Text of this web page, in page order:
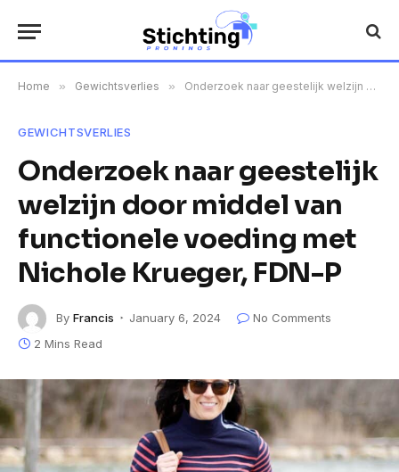
Home » Gewichtsverlies » Onderzoek naar geestelijk welzijn door middel van functionele voeding met Nichole Krueger, FDN-P
GEWICHTSVERLIES
Onderzoek naar geestelijk
welzijn door middel van
functionele voeding met
Nichole Krueger, FDN-P
By Francis January 6, 2024
No Comments
2 Mins Read